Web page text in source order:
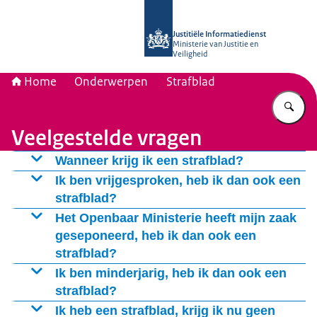
Justitiële Informatiedienst
Ministerie van Justitie en
Veiligheid
Home Onderwerpen Strafblad
Veelgestelde vragen
Wanneer krijg ik een strafblad?
Als u met justitie in aanraking bent geweest kan het zijn dat het
strafbare feit op uw strafblad komt te staan. Dat kan ook als u
niet bent vervolgd, als u bent vrijgesproken of als sprake is van
ontslag van rechtsvervolging.Zie pagina
Ik ben vrijgesproken, heb ik dan ook een
strafblad?
Bijna alle beslissingen van het Openbaar Ministerie of de rechter
worden geregistreerd, zo ook een sepot en een vrijspraak.
pagina
Het Openbaar Ministerie heeft mijn zaak
geseponeerd, heb ik dan ook een
strafblad?
Bijna alle beslissingen van het Openbaar Ministerie of de rechter
worden geregistreerd, zo ook een sepot en een vrijspraak.
pagina
Ik ben minderjarig, heb ik dan ook een
strafblad?
Voor alle jongeren vanaf 12 jaar die een strafbaar feit hebben
Ik heb een strafblad, krijg ik nu geen